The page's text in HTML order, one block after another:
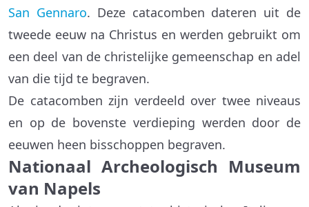
San Gennaro. Deze catacomben dateren uit de
tweede eeuw na Christus en werden gebruikt om
een deel van de christelijke gemeenschap en adel
van die tijd te begraven.
De catacomben zijn verdeeld over twee niveaus
en op de bovenste verdieping werden door de
eeuwen heen bisschoppen begraven.
Nationaal Archeologisch Museum
van Napels